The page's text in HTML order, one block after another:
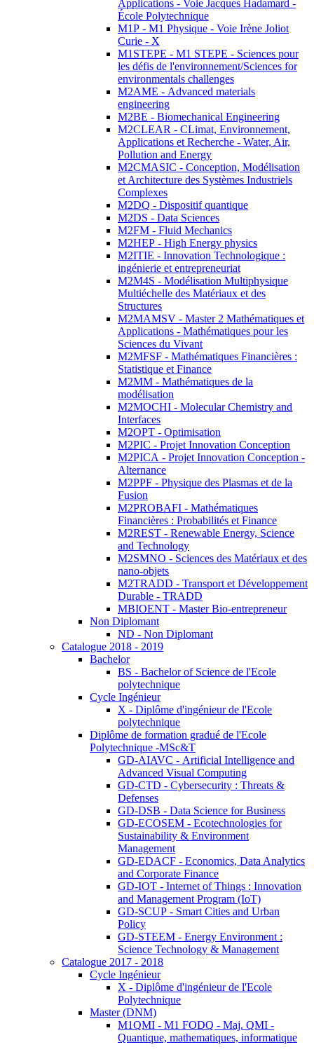
Applications - Voie Jacques Hadamard -
École Polytechnique
M1P - M1 Physique - Voie Irène Joliot
Curie - X
M1STEPE - M1 STEPE - Sciences pour
les défis de l'environnement/Sciences for
environmentals challenges
M2AME - Advanced materials
engineering
M2BE - Biomechanical Engineering
M2CLEAR - CLimat, Environnement,
Applications et Recherche - Water, Air,
Pollution and Energy
M2CMASIC - Conception, Modélisation
et Architecture des Systèmes Industriels
Complexes
M2DQ - Dispositif quantique
M2DS - Data Sciences
M2FM - Fluid Mechanics
M2HEP - High Energy physics
M2ITIE - Innovation Technologique :
ingénierie et entrepreneuriat
M2M4S - Modélisation Multiphysique
Multiéchelle des Matériaux et des
Structures
M2MAMSV - Master 2 Mathématiques et
Applications - Mathématiques pour les
Sciences du Vivant
M2MFSF - Mathématiques Financières :
Statistique et Finance
M2MM - Mathématiques de la
modélisation
M2MOCHI - Molecular Chemistry and
Interfaces
M2OPT - Optimisation
M2PIC - Projet Innovation Conception
M2PICA - Projet Innovation Conception -
Alternance
M2PPF - Physique des Plasmas et de la
Fusion
M2PROBAFI - Mathématiques
Financières : Probabilités et Finance
M2REST - Renewable Energy, Science
and Technology
M2SMNO - Sciences des Matériaux et des
nano-objets
M2TRADD - Transport et Développement
Durable - TRADD
MBIOENT - Master Bio-entrepreneur
Non Diplomant
ND - Non Diplomant
Catalogue 2018 - 2019
Bachelor
BS - Bachelor of Science de l'Ecole
polytechnique
Cycle Ingénieur
X - Diplôme d'ingénieur de l'Ecole
polytechnique
Diplôme de formation gradué de l'Ecole
Polytechnique -MSc&T
GD-AIAVC - Artificial Intelligence and
Advanced Visual Computing
GD-CTD - Cybersecurity : Threats &
Defenses
GD-DSB - Data Science for Business
GD-ECOSEM - Ecotechnologies for
Sustainability & Environment
Management
GD-EDACF - Economics, Data Analytics
and Corporate Finance
GD-IOT - Internet of Things : Innovation
and Management Program (IoT)
GD-SCUP - Smart Cities and Urban
Policy
GD-STEEM - Energy Environment :
Science Technology & Management
Catalogue 2017 - 2018
Cycle Ingénieur
X - Diplôme d'ingénieur de l'Ecole
Polytechnique
Master (DNM)
M1QMI - M1 FODQ - Maj. QMI -
Quantique, mathematiques, informatique